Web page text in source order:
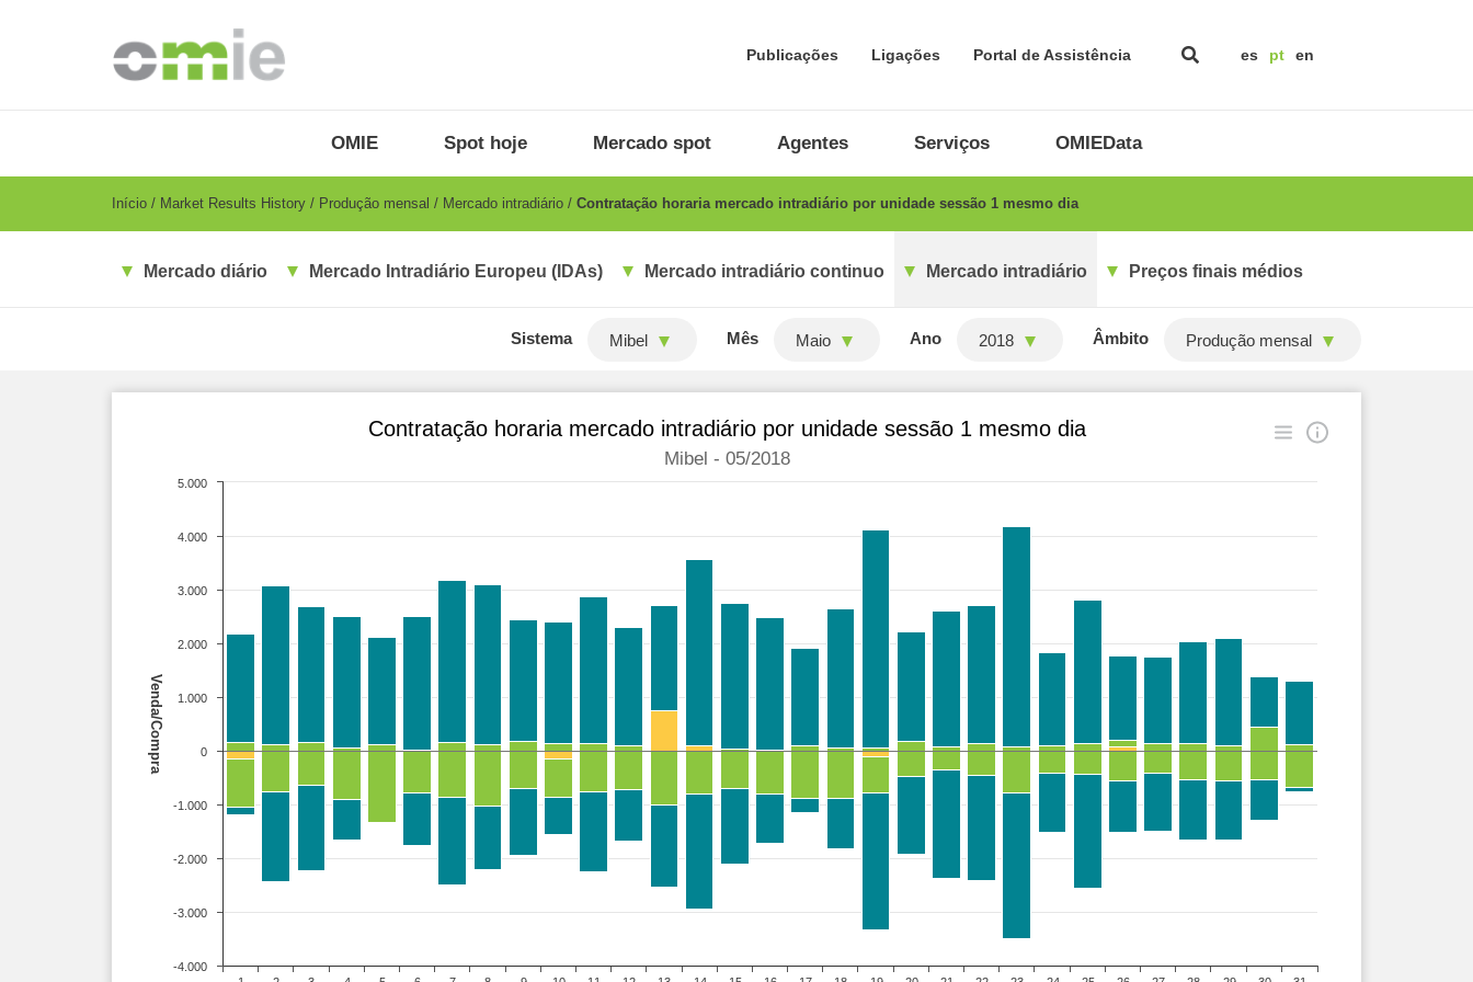
Publicações Ligações Portal de Assistência es pt en
PT
OMIE Spot hoje Mercado spot Agentes Serviços OMIEData
Breadcrumb
Início Market Results History Produção mensal Mercado intradiário Contratação horaria mercado intradiário por unidade sessão 1 mesmo dia
Mercado diário Mercado Intradiário Europeu (IDAs) Mercado intradiário continuo Mercado intradiário Preços finais médios
Sistema Mibel Mês Maio Ano 2018 Âmbito Produção mensal
Venda/Compra
Contratação horaria mercado intradiário por unidade sessão 1 mesmo dia
Mibel - 05/2018
-4.000
-3.000
-2.000
-1.000
0
1.000
2.000
3.000
4.000
5.000